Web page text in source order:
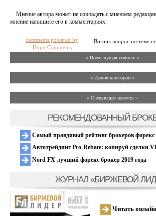
Мнение автора может не совпадать с мнением
мнение напишите его в комментариях.
Возник вопрос по теме
comments powered by
HyperComments
« Предыдущая новость «
» Архив категории «
» Следующая новость »
РЕКОМЕНДОВАННЫЙ
Самый правдивый рейтинг брокеров форекс
Автотрейдинг Pro-Rebate: копируй сделки
Nord FX лучший форекс брокер 2019 года
ЖУРНАЛ «БИРЖЕВОЙ
Читать онлайн